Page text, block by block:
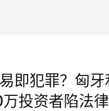
即犯罪？匈
投资者陷法